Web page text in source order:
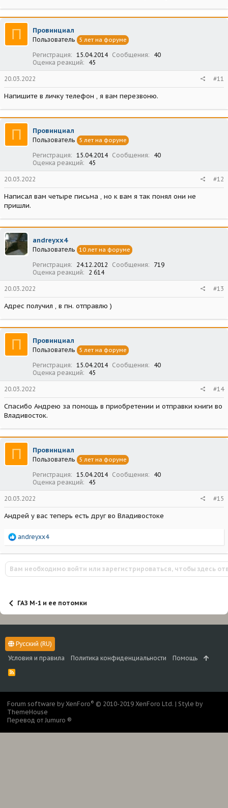
П Провинциал
Пользователь 5 лет на форуме
Регистрация 15.04.2014 Сообщения
40
Оценка реакций
45
20.03.2022 #11
Напишите в личку телефон , я вам перезвоню.
П Провинциал
Пользователь 5 лет на форуме
Регистрация 15.04.2014 Сообщения
40
Оценка реакций
45
20.03.2022 #12
Написал вам четыре письма , но к вам я так понял они не
пришли.
andreyxx4
Пользователь 10 лет на форуме
Регистрация 24.12.2012 Сообщения
719
Оценка реакций
2 614
20.03.2022 #13
Адрес получил , в пн. отправлю )
П Провинциал
Пользователь 5 лет на форуме
Регистрация 15.04.2014 Сообщения
40
Оценка реакций
45
20.03.2022 #14
Спасибо Андрею за помощь в приобретении и отправки книги во
Владивосток.
П Провинциал
Пользователь 5 лет на форуме
Регистрация 15.04.2014 Сообщения
40
Оценка реакций
45
20.03.2022 #15
Андрей у вас теперь есть друг во Владивостоке
Р
а
к
ц
и
andreyxx4
Вам необходимо войти или зарегистрироваться, чтобы здесь
ГАЗ М-1 и ее потомки
Русский (RU)
Условия и правила
Политика конфиденциальности Помощь
R
Forum software by XenForo® © 2010-2019 XenForo Ltd. | Style by
ThemeHouse
Перевод от Jumuro ®